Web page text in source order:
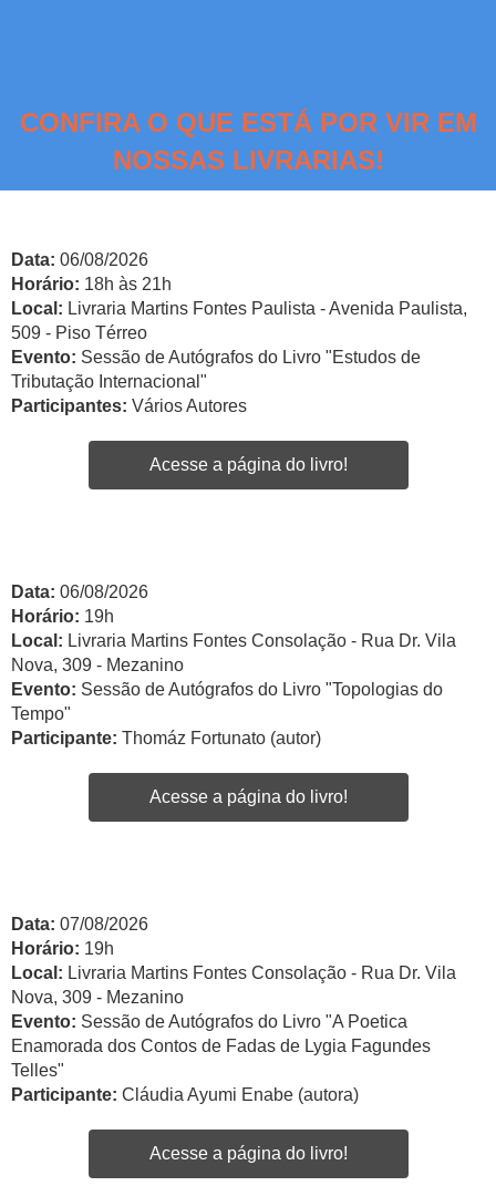
CONFIRA O QUE ESTÁ POR VIR EM
NOSSAS LIVRARIAS!
Data: 06/08/2026
Horário: 18h às 21h
Local: Livraria Martins Fontes Paulista - Avenida Paulista,
509 - Piso Térreo
Evento: Sessão de Autógrafos do Livro "Estudos de
Tributação Internacional"
Participantes: Vários Autores
Acesse a página do livro!
Data: 06/08/2026
Horário: 19h
Local: Livraria Martins Fontes Consolação - Rua Dr. Vila
Nova, 309 - Mezanino
Evento: Sessão de Autógrafos do Livro "Topologias do
Tempo"
Participante: Thomáz Fortunato (autor)
Acesse a página do livro!
Data: 07/08/2026
Horário: 19h
Local: Livraria Martins Fontes Consolação - Rua Dr. Vila
Nova, 309 - Mezanino
Evento: Sessão de Autógrafos do Livro "A Poetica
Enamorada dos Contos de Fadas de Lygia Fagundes
Telles"
Participante: Cláudia Ayumi Enabe (autora)
Acesse a página do livro!